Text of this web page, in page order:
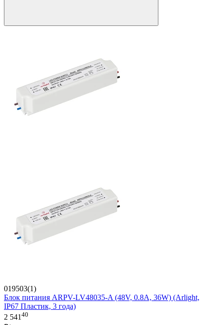
019503(1)
Блок питания ARPV-LV48035-A (48V, 0.8A, 36W) (Arlight,
IP67 Пластик, 3 года)
2 54140